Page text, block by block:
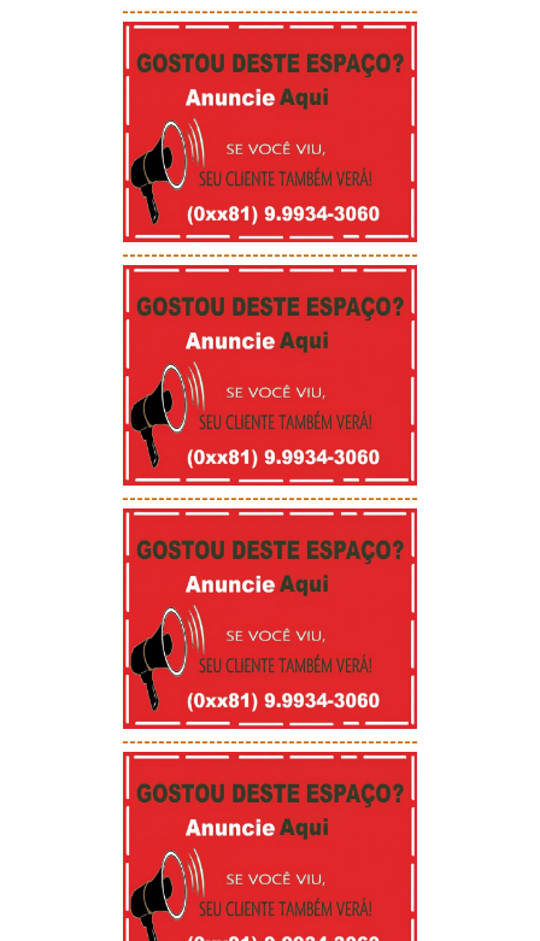
-----------------------------------------
-----------------------------------------
-----------------------------------------
-----------------------------------------